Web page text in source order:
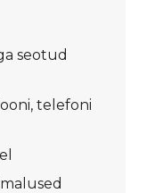
seotud
telefoni